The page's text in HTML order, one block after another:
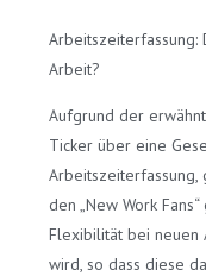
Arbeitszeiterfassung:
Arbeit?
Aufgrund der
Ticker über eine
Arbeitszeiterfassung,
den „New Work
Flexibilität bei neuen
wird, so dass diese